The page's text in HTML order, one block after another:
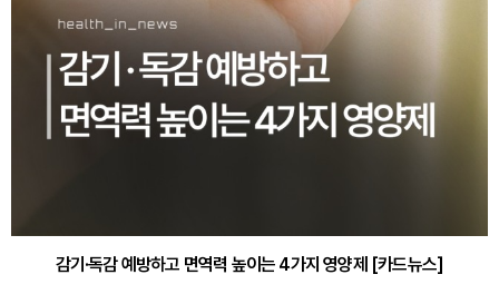
감기·독감 예방하고 면역력 높이는 4가지 영양제 [카드뉴스]